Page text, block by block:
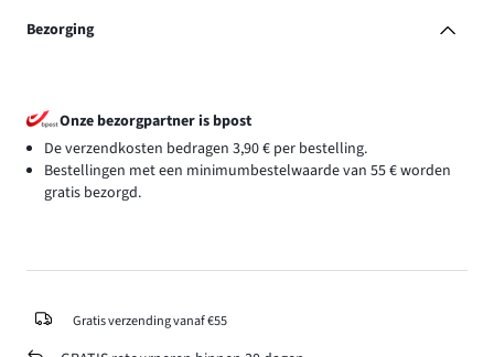
Bezorging
Onze bezorgpartner is bpost
De verzendkosten bedragen 3,90 € per bestelling.
Bestellingen met een minimumbestelwaarde van 55 € worden
gratis bezorgd.
Gratis verzending vanaf €55